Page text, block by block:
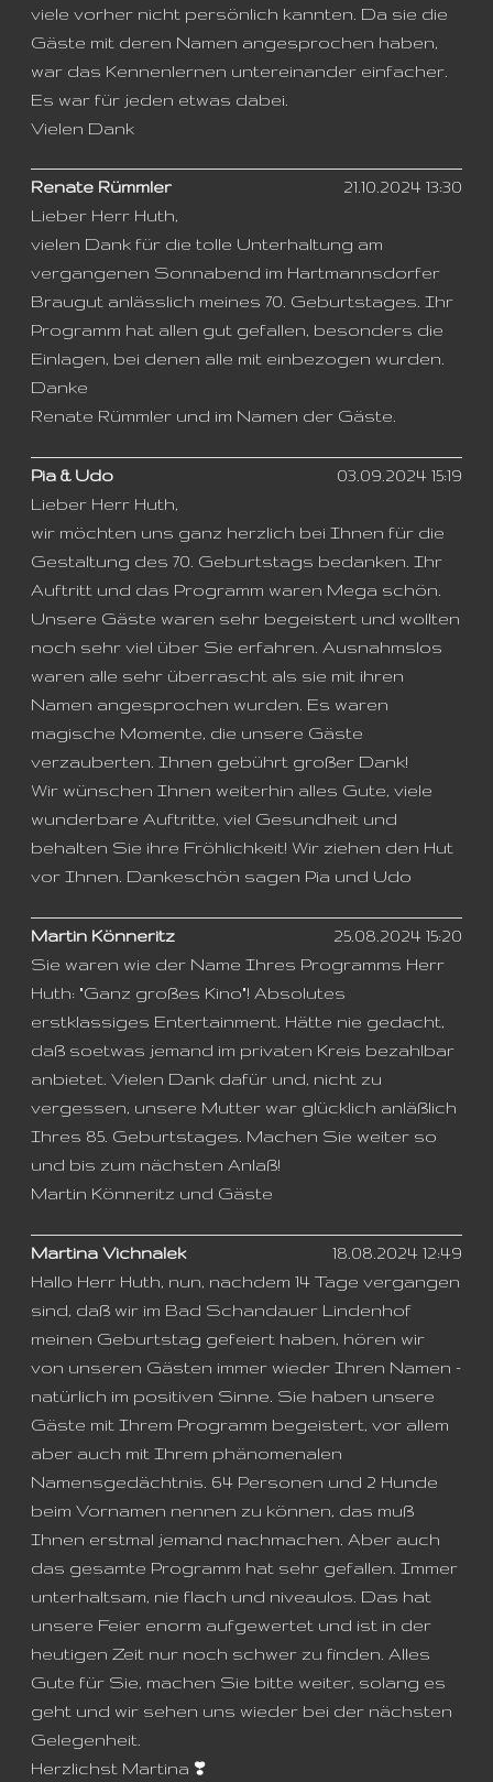
viele vorher nicht persönlich kannten. Da sie die
Gäste mit deren Namen angesprochen haben,
war das Kennenlernen untereinander einfacher.
Es war für jeden etwas dabei.
Vielen Dank
Renate Rümmler
21.10.2024 13:30
Lieber Herr Huth,
vielen Dank für die tolle Unterhaltung am
vergangenen Sonnabend im Hartmannsdorfer
Braugut anlässlich meines 70. Geburtstages. Ihr
Programm hat allen gut gefallen, besonders die
Einlagen, bei denen alle mit einbezogen wurden.
Danke
Renate Rümmler und im Namen der Gäste.
Pia & Udo
03.09.2024 15:19
Lieber Herr Huth,
wir möchten uns ganz herzlich bei Ihnen für die
Gestaltung des 70. Geburtstags bedanken. Ihr
Auftritt und das Programm waren Mega schön.
Unsere Gäste waren sehr begeistert und wollten
noch sehr viel über Sie erfahren. Ausnahmslos
waren alle sehr überrascht als sie mit ihren
Namen angesprochen wurden. Es waren
magische Momente, die unsere Gäste
verzauberten. Ihnen gebührt großer Dank!
Wir wünschen Ihnen weiterhin alles Gute, viele
wunderbare Auftritte, viel Gesundheit und
behalten Sie ihre Fröhlichkeit! Wir ziehen den Hut
vor Ihnen. Dankeschön sagen Pia und Udo
Martin Könneritz
25.08.2024 15:20
Sie waren wie der Name Ihres Programms Herr
Huth: "Ganz großes Kino"! Absolutes
erstklassiges Entertainment. Hätte nie gedacht,
daß soetwas jemand im privaten Kreis bezahlbar
anbietet. Vielen Dank dafür und, nicht zu
vergessen, unsere Mutter war glücklich anläßlich
Ihres 85. Geburtstages. Machen Sie weiter so
und bis zum nächsten Anlaß!
Martin Könneritz und Gäste
Martina Vichnalek
18.08.2024 12:49
Hallo Herr Huth, nun, nachdem 14 Tage vergangen
sind, daß wir im Bad Schandauer Lindenhof
meinen Geburtstag gefeiert haben, hören wir
von unseren Gästen immer wieder Ihren Namen -
natürlich im positiven Sinne. Sie haben unsere
Gäste mit Ihrem Programm begeistert, vor allem
aber auch mit Ihrem phänomenalen
Namensgedächtnis. 64 Personen und 2 Hunde
beim Vornamen nennen zu können, das muß
Ihnen erstmal jemand nachmachen. Aber auch
das gesamte Programm hat sehr gefallen. Immer
unterhaltsam, nie flach und niveaulos. Das hat
unsere Feier enorm aufgewertet und ist in der
heutigen Zeit nur noch schwer zu finden. Alles
Gute für Sie, machen Sie bitte weiter, solang es
geht und wir sehen uns wieder bei der nächsten
Gelegenheit.
Herzlichst Martina ❣️